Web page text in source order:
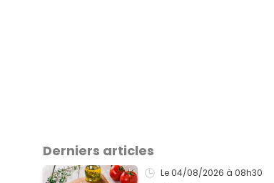
Derniers articles
Le 04/08/2026 à 08h30